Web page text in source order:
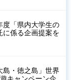
度「県内大学生の
に係る企画提案を
島・徳之島」世界